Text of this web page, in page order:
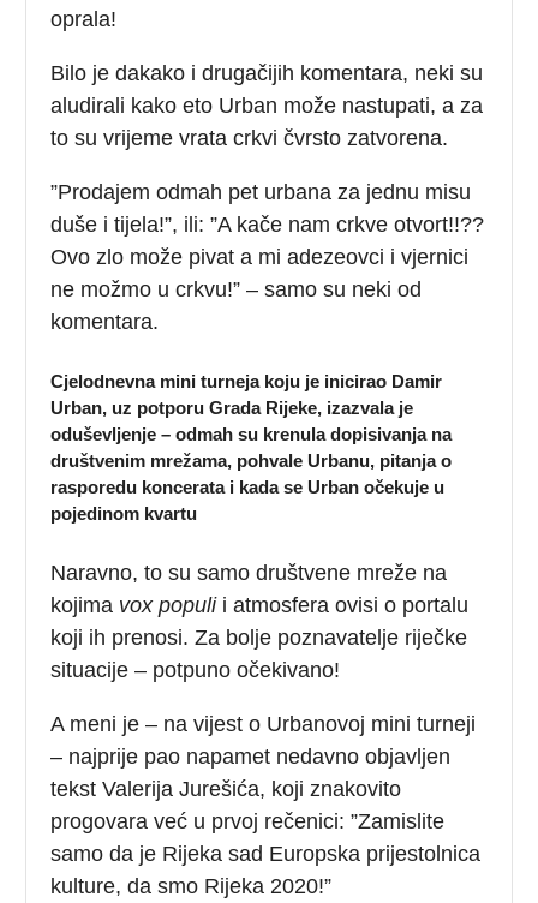
oprala!
Bilo je dakako i drugačijih komentara, neki su
aludirali kako eto Urban može nastupati, a za
to su vrijeme vrata crkvi čvrsto zatvorena.
”Prodajem odmah pet urbana za jednu misu
duše i tijela!”, ili: ”A kače nam crkve otvort!!??
Ovo zlo može pivat a mi adezeovci i vjernici
ne možmo u crkvu!” – samo su neki od
komentara.
Cjelodnevna mini turneja koju je inicirao Damir
Urban, uz potporu Grada Rijeke, izazvala je
oduševljenje – odmah su krenula dopisivanja na
društvenim mrežama, pohvale Urbanu, pitanja o
rasporedu koncerata i kada se Urban očekuje u
pojedinom kvartu
Naravno, to su samo društvene mreže na
kojima vox populii atmosfera ovisi o portalu
koji ih prenosi. Za bolje poznavatelje riječke
situacije – potpuno očekivano!
A meni je – na vijest o Urbanovoj mini turneji
– najprije pao napamet nedavno objavljen
tekst Valerija Jurešića, koji znakovito
progovara već u prvoj rečenici: ”Zamislite
samo da je Rijeka sad Europska prijestolnica
kulture, da smo Rijeka 2020!”